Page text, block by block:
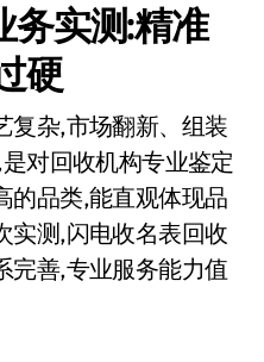
务实测:精准
硬
复杂,市场翻新、组装
对回收机构专业鉴定
的品类,能直观体现品
实测,闪电收名表回收
完善,专业服务能力值